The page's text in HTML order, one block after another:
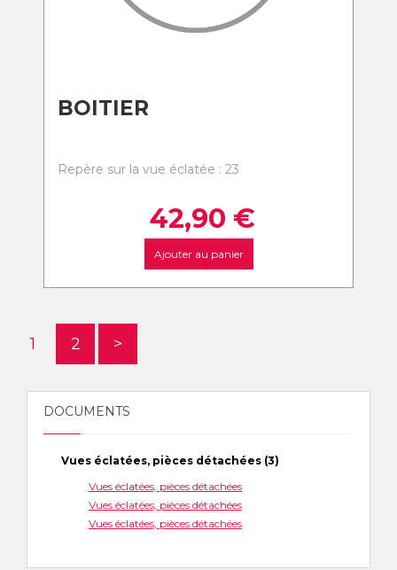
BOITIER
Repère sur la vue éclatée : 23
42,90 €
Ajouter au panier
1 2 >
DOCUMENTS
Vues éclatées, pièces détachées (3)
Vues éclatées, pièces détachées
Vues éclatées, pièces détachées
Vues éclatées, pièces détachées